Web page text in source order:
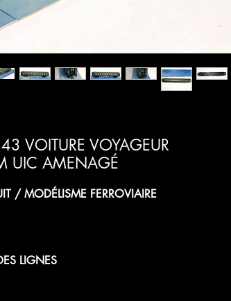
VOITURE VOYAGEUR
UIC AMENAGÉ
/ MODÉLISME FERROVIAIRE
LIGNES